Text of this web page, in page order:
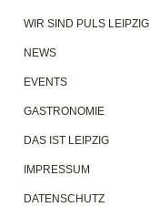
WIR SIND PULS LEIPZIG
NEWS
EVENTS
GASTRONOMIE
DAS IST LEIPZIG
IMPRESSUM
DATENSCHUTZ